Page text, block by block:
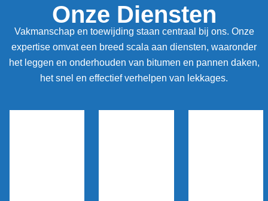
Onze Diensten
Vakmanschap en toewijding staan centraal bij ons. Onze
expertise omvat een breed scala aan diensten, waaronder
het leggen en onderhouden van bitumen en pannen daken,
het snel en effectief verhelpen van lekkages.